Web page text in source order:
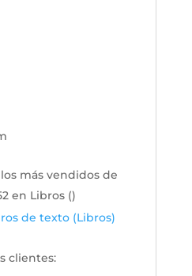
más vendidos de
en Libros ()
de texto (Libros)
clientes: